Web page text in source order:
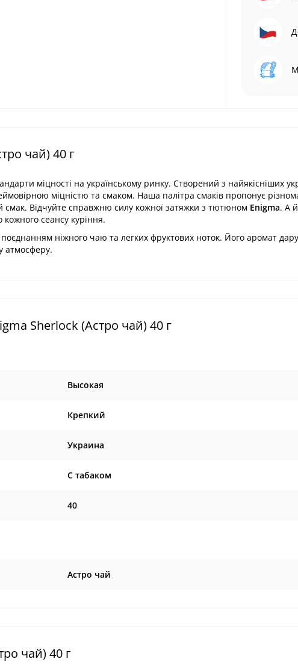
чай) 40 г
міцності на українському ринку. Створений з найякісніших
міцністю та смаком. Наша палітра смаків пропонує
смак. Відчуйте справжню силу кожної затяжки з тютюном Enigma. А
сеансу куріння.
ніжного чаю та легких фруктових ноток. Його аромат
атмосферу.
Sherlock (Астро чай) 40 г
Высокая
Крепкий
Украина
C табаком
40
Астро чай
чай) 40 г